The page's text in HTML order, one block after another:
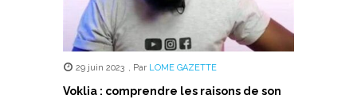
29 juin 2023 , Par LOME GAZETTE
Voklia : comprendre les raisons de son